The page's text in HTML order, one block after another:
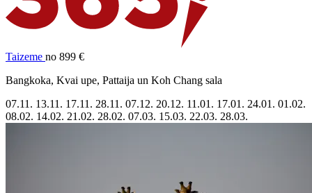
Taizeme no 899 €
Bangkoka, Kvai upe, Pattaija un Koh Chang sala
07.11. 13.11. 17.11. 28.11. 07.12. 20.12. 11.01. 17.01. 24.01. 01.02.
08.02. 14.02. 21.02. 28.02. 07.03. 15.03. 22.03. 28.03.